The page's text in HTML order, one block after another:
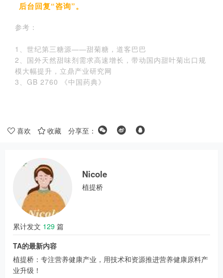
后台回复“咨询”。
参考：
1、世纪第三糖源——甜菊糖，道客巴巴
2、国外天然甜味剂需求高速增长，带动国内甜叶菊出口规
模大幅提升，立鼎产业研究网
3、GB 2760 《中国药典》
喜欢 收藏 分享至：
Nicole
植提桥
累计发文 129 篇
TA的最新内容
植提桥：专注营养健康产业，用技术和资源推进营养健康原料产
业升级！